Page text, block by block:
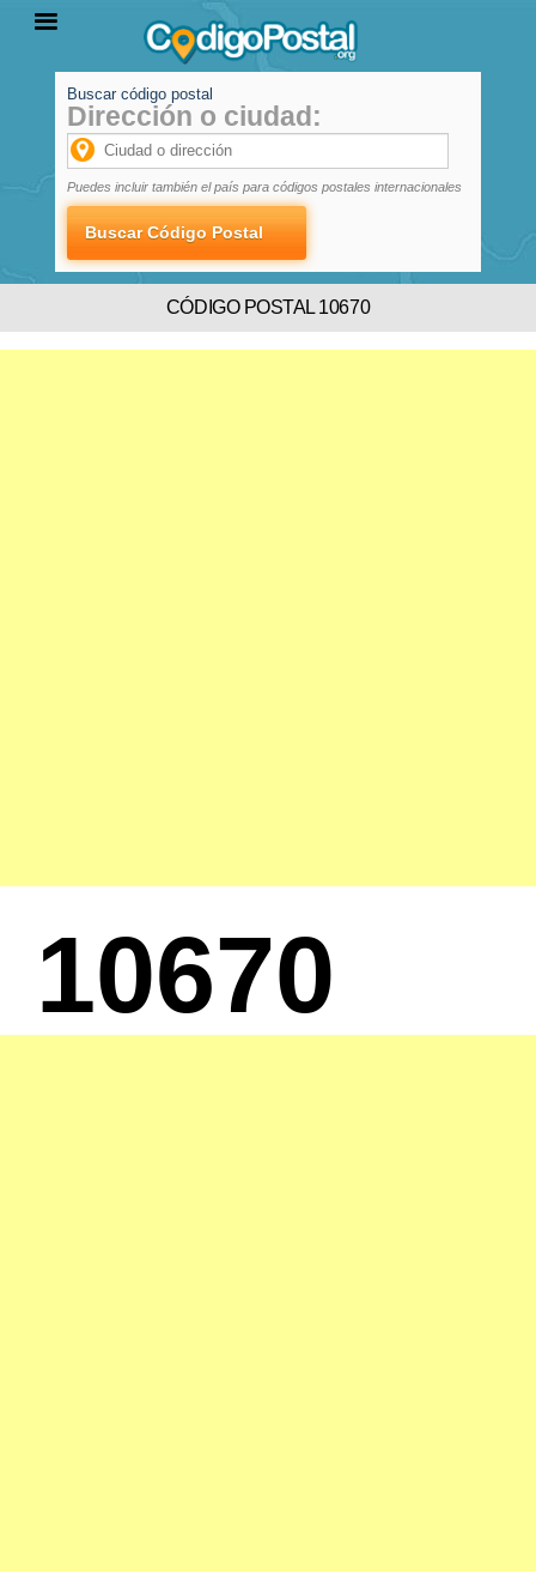
PROVINCIAS
LOCALIDADES
Buscar código postal
Dirección o ciudad:
Puedes incluir también el país para códigos postales internacionales
CÓDIGO POSTAL 10670
10670